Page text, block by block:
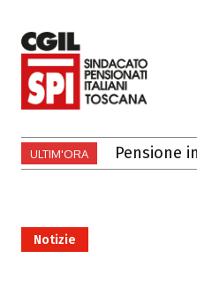
ULTIM'ORA Pensione in
Gli eventi
Notizie